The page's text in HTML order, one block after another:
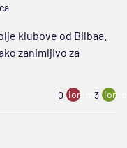
klubove od Bilbaa.
zanimljivo za
0 ion:minus
3